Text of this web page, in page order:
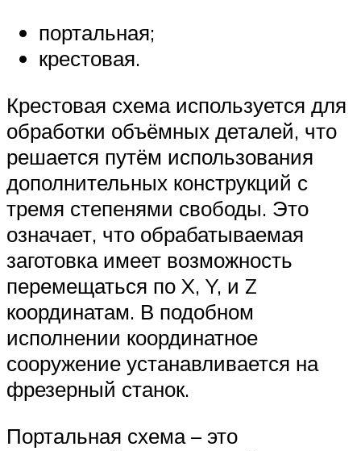
портальная;
крестовая.
Крестовая схема используется для
обработки объёмных деталей, что
решается путём использования
дополнительных конструкций с
тремя степенями свободы. Это
означает, что обрабатываемая
заготовка имеет возможность
перемещаться по X, Y, и Z
координатам. В подобном
исполнении координатное
сооружение устанавливается на
фрезерный станок.
Портальная схема – это